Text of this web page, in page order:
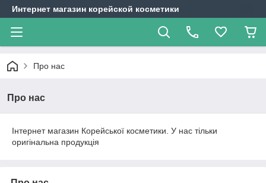
Интернет магазин корейской косметики
Про нас
Про нас
Інтернет магазин Корейської косметики. У нас тільки
оригінальна продукція